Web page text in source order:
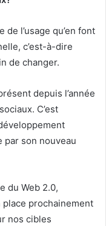
de l’usage qu’en font
c’est-à-dire
de changer.
depuis l’année
C’est
par son nouveau
du Web 2.0,
prochainement
nos cibles